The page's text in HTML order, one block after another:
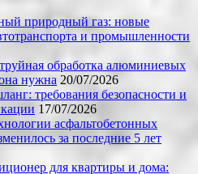
природный газ: новые
и промышленности
обработка алюминиевых
нужна 20/07/2026
требования безопасности и
17/07/2026
асфальтобетонных
за последние 5 лет
для квартиры и дома: